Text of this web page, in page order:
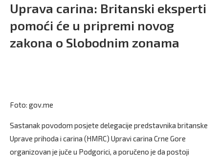
Uprava carina: Britanski eksperti
pomoći će u pripremi novog
zakona o Slobodnim zonama
Foto: gov.me
Sastanak povodom posjete delegacije predstavnika britanske
Uprave prihoda i carina (HMRC) Upravi carina Crne Gore
organizovan je juče u Podgorici, a poručeno je da postoji